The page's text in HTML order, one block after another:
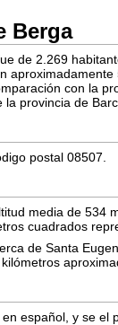
Berga
de 2.269
con la
provincia de
postal 08507.
media de 534
cuadrados
de Santa
en español, y se el